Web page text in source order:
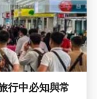
行中必知與常